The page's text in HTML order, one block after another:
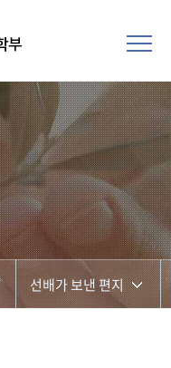
부
선배가 보낸 편지